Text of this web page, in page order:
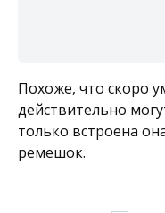
Похоже, что скоро
действительно
только встроена
ремешок.